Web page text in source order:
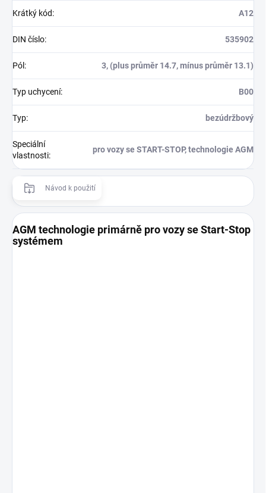
Krátký kód: A12
DIN číslo: 535902
Pól: 3, (plus průměr 14.7, mínus průměr 13.1)
Typ uchycení: B00
Typ: bezúdržbový
Speciální
vlastnosti:
pro vozy se START-STOP, technologie AGM
Návod k použití
AGM technologie primárně pro vozy se Start-Stop
systémem